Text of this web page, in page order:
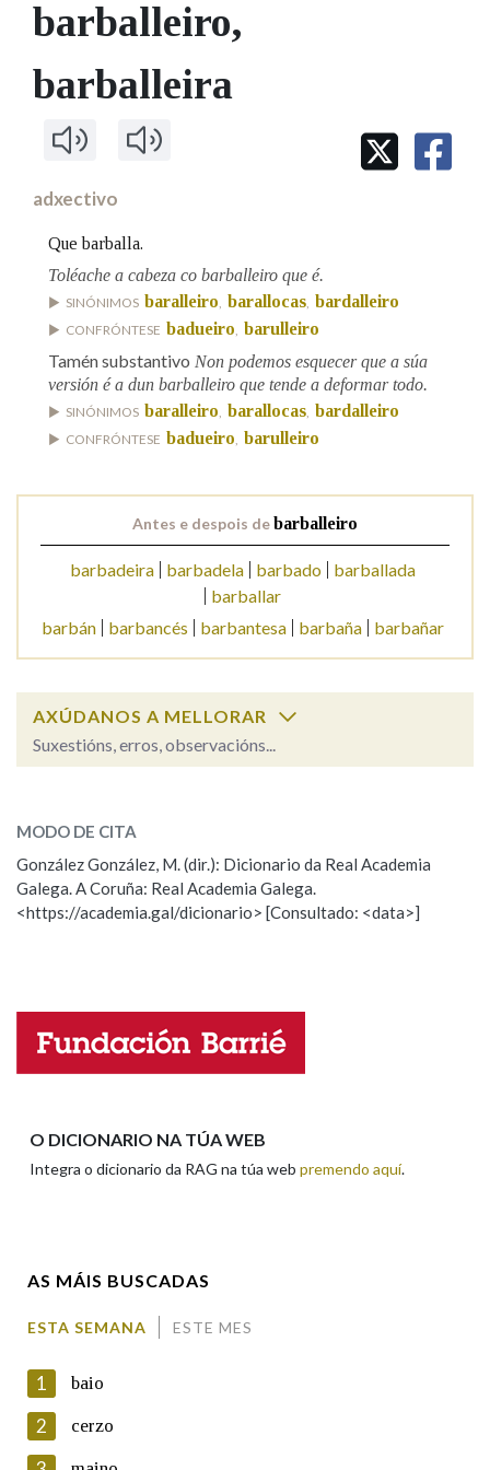
MARCIAL DEL ADALID
BAZÁN
FIGURAS HOMENAXEADAS
60 ANOS DLG
PRIMAVERA DAS LETRAS
PORTAL DAS PALABRAS
Facebook
TwitterYoutubeInstagram
Bluesky
BUSCAR NOS LEMAS
Comeza por
Remata por
Contén
BUSCAR NO CONTIDO
Nas definicións
Na fraseoloxía
Marcas gramaticais
LIMPAR BUSCA
barballeiro,
barballeira
adxectivo
Que barballa.
Toléache a cabeza co barballeiro que é.
SINÓNIMOS baralleiro barallocas bardalleiro
CONFRÓNTESE badueiro barulleiro
Tamén substantivo Non podemos esquecer que a súa
versión é a dun barballeiro que tende a deformar todo.
SINÓNIMOS baralleiro barallocas bardalleiro
CONFRÓNTESE badueiro barulleiro
Antes e despois debarballeiro
barbadeira barbadela barbado
barballada
barballar
barbán
barbancés barbantesa barbaña barbañar
AXÚDANOS A MELLORAR
Suxestións, erros, observacións...
ESCOLLE UNHA OPCIÓN:
Observación Hai un erro na palabra
Propoño mellorar a definición
Nome
MODO DE CITA
González González, M. (dir.): Dicionario da Real Academia
Galega. A Coruña: Real Academia Galega.
<https://academia.gal/dicionario> [Consultado: <data>]
O DICIONARIO NA TÚA WEB
Integra o dicionario da RAG na túa web premendo aquí.
AS MÁIS BUSCADAS
ESTA SEMANA ESTE MES
1 baio
2 cerzo